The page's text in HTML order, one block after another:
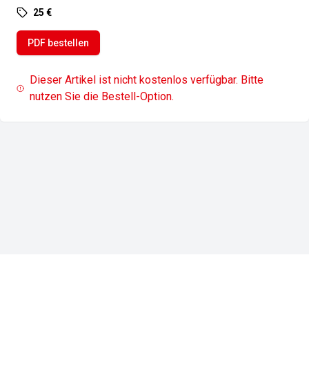
25 €
PDF bestellen
Dieser Artikel ist nicht kostenlos verfügbar. Bitte
nutzen Sie die Bestell-Option.